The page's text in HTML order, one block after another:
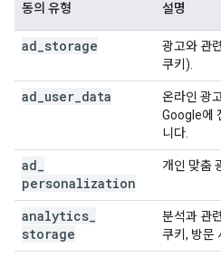
동의 유형 설명
ad storage
광고와 관
쿠키).
ad user data
온라인 광
Google에
니다.
ad
personalization
개인 맞춤
analytics
storage
분석과 관
쿠키, 방문